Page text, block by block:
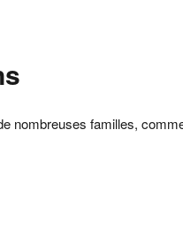
nombreuses familles,